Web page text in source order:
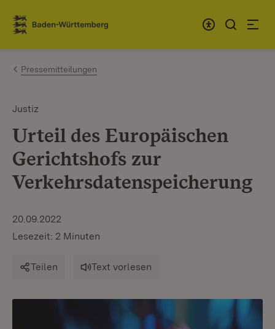
Zum Inhalt springen
Link zur Startseite
Pressemitteilungen
Justiz
Urteil des Europäischen
Gerichtshofs zur
Verkehrsdatenspeicherung
20.09.2022
Lesezeit: 2 Minuten
Teilen Text vorlesen